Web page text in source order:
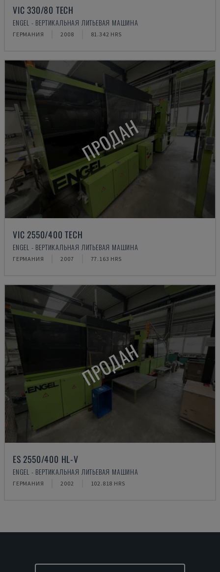
VIC 330/80 TECH
ENGEL - ВЕРТИКАЛЬНАЯ ЛИТЬЕВАЯ МАШИНА
ГЕРМАНИЯ 2008 81.342 HRS
ПРОДАН
VIC 2550/400 TECH
ENGEL - ВЕРТИКАЛЬНАЯ ЛИТЬЕВАЯ МАШИНА
ГЕРМАНИЯ 2007 77.163 HRS
ПРОДАН
ES 2550/400 HL-V
ENGEL - ВЕРТИКАЛЬНАЯ ЛИТЬЕВАЯ МАШИНА
ГЕРМАНИЯ 2002 102.818 HRS